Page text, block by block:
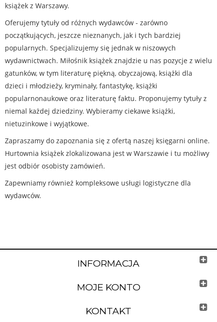
książek z Warszawy.
Oferujemy tytuły od różnych wydawców - zarówno
początkujących, jeszcze nieznanych, jak i tych bardziej
popularnych. Specjalizujemy się jednak w niszowych
wydawnictwach. Miłośnik książek znajdzie u nas pozycje z wielu
gatunków, w tym literaturę piękną, obyczajową, książki dla
dzieci i młodzieży, kryminały, fantastykę, książki
popularnonaukowe oraz literaturę faktu. Proponujemy tytuły z
niemal każdej dziedziny. Wybieramy ciekawe książki,
nietuzinkowe i wyjątkowe.
Zapraszamy do zapoznania się z ofertą naszej księgarni online.
Hurtownia książek zlokalizowana jest w Warszawie i tu możliwy
jest odbiór osobisty zamówień.
Zapewniamy również kompleksowe usługi logistyczne dla
wydawców.
INFORMACJA
MOJE KONTO
KONTAKT